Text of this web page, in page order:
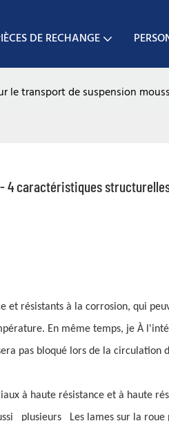
DE RECHANGE
le transport de suspension
4 caractéristiques
et résistants à la corrosion, qui
En même temps, jeÀ
pas bloqué lors de la circulation
à haute résistance et à haute
plusieurs
Les lames sur la